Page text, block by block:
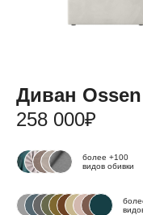
258 000₽
Диван
более +100
видов обивки